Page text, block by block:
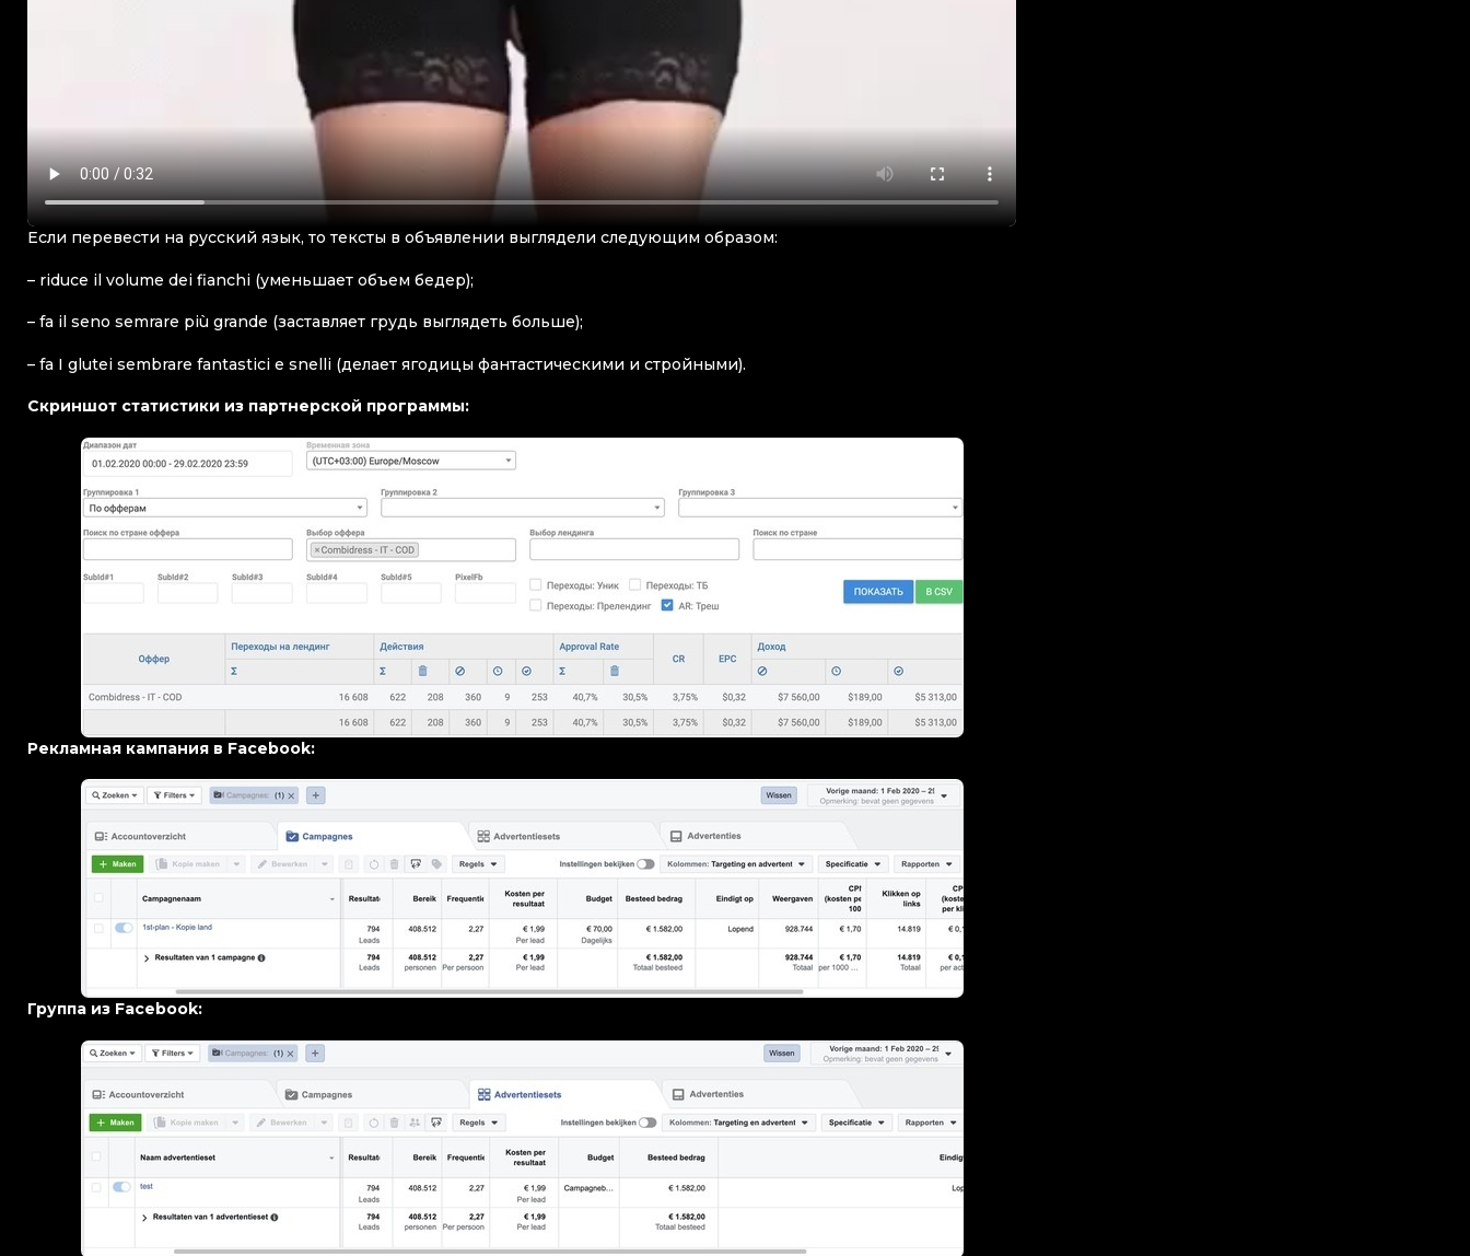
Если перевести на русский язык, то тексты в объявлении выглядели следующим образом:
– riduce il volume dei fianchi (уменьшает объем бедер);
– fa il seno semrare più grande (заставляет грудь выглядеть больше);
– fa I glutei sembrare fantastici e snelli (делает ягодицы фантастическими и стройными).
Скриншот статистики из партнерской программы:
Рекламная кампания в Facebook:
Группа из Facebook: